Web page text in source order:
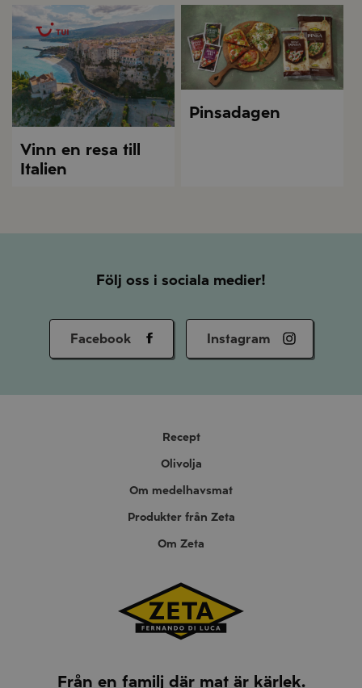
Vinn en resa till
Italien
Pinsadagen
Följ oss i sociala medier!
Facebook Instagram
Recept
Olivolja
Om medelhavsmat
Produkter från Zeta
Om Zeta
Från en familj där mat är kärlek.